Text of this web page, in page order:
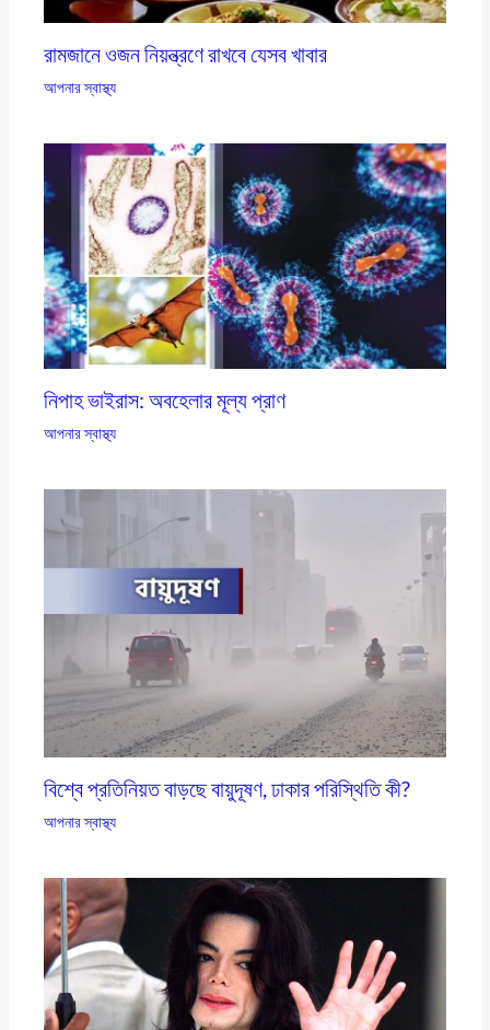
রামজানে ওজন নিয়ন্ত্রণে রাখবে যেসব খাবার
আপনার স্বাস্থ্য
নিপাহ ভাইরাস: অবহেলার মূল্য প্রাণ
আপনার স্বাস্থ্য
বিশ্বে প্রতিনিয়ত বাড়ছে বায়ুদূষণ, ঢাকার পরিস্থিতি কী?
আপনার স্বাস্থ্য